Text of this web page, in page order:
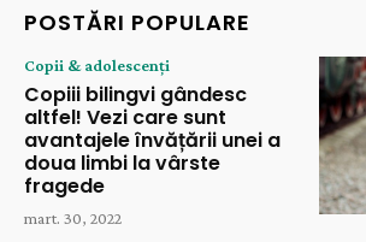
POSTĂRI POPULARE
Copii & adolescenți
Copiii bilingvi gândesc
altfel! Vezi care sunt
avantajele învățării unei a
doua limbi la vârste
fragede
mart. 30, 2022